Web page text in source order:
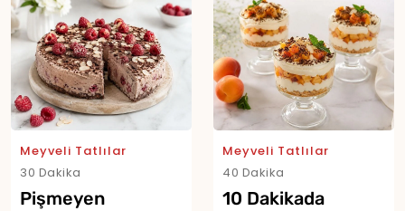
Meyveli Tatlılar
30 Dakika
Pişmeyen
Meyveli Tatlılar
40 Dakika
10 Dakikada